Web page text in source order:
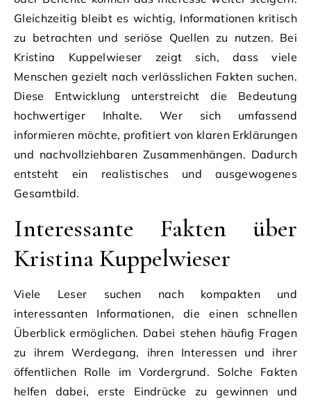
Gleichzeitig bleibt es wichtig, Informationen kritisch
zu betrachten und seriöse Quellen zu nutzen. Bei
Kristina Kuppelwieser zeigt sich, dass viele
Menschen gezielt nach verlässlichen Fakten suchen.
Diese Entwicklung unterstreicht die Bedeutung
hochwertiger Inhalte. Wer sich umfassend
informieren möchte, profitiert von klaren Erklärungen
und nachvollziehbaren Zusammenhängen. Dadurch
entsteht ein realistisches und ausgewogenes
Gesamtbild.
Interessante Fakten über
Kristina Kuppelwieser
Viele Leser suchen nach kompakten und
interessanten Informationen, die einen schnellen
Überblick ermöglichen. Dabei stehen häufig Fragen
zu ihrem Werdegang, ihren Interessen und ihrer
öffentlichen Rolle im Vordergrund. Solche Fakten
helfen dabei, erste Eindrücke zu gewinnen und